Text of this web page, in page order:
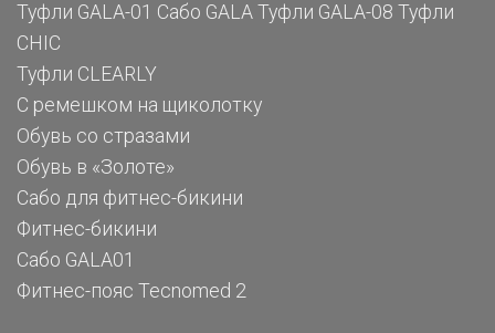
Туфли GALA-01 Сабо GALA Туфли GALA-08 Туфли
CHIC
Туфли CLEARLY
С ремешком на щиколотку
Обувь со стразами
Обувь в «Золоте»
Сабо для фитнес-бикини
Фитнес-бикини
Сабо GALA01
Фитнес-пояс Tecnomed 2